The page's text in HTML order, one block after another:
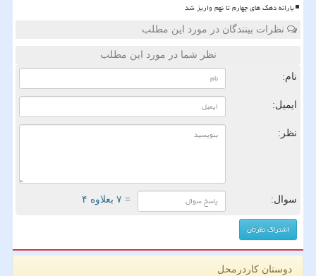
یارانه دهک های چهارم تا نهم واریز شد
نظرات بینندگان در مورد این مطلب
نظر شما در مورد این مطلب
نام:
ایمیل:
نظر:
سوال: = ۷ بعلاوه ۴
دوستان کاردرمحل